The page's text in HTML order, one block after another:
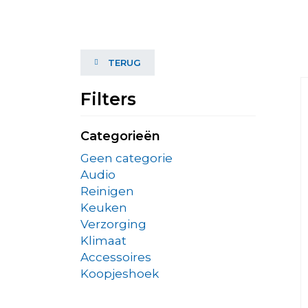
TERUG
Filters
Categorieën
Geen categorie
Audio
Reinigen
Keuken
Verzorging
Klimaat
Accessoires
Koopjeshoek